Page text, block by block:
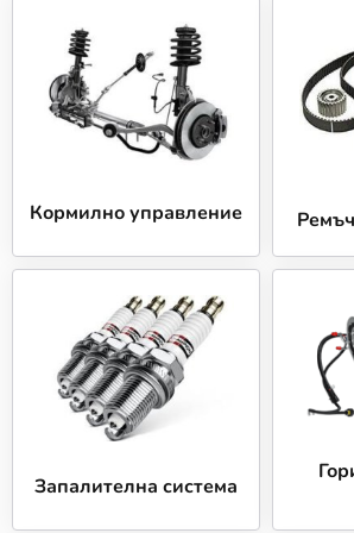
Hiace е от съществено значение за
комфорта на шофиране. В
важна е надеждността на
предлагаме само продукти от
производители. Ето защо да
доказани марки като ОЕМ
гарантират дълъг живот и
Конкурентни цени: При нас ще
перфектния баланс между
цена, независимо дали
високопроизводителни
Широка съвместимост: Нашите
подходящи за всички модели
така че можете да бъдете
намерите точния продукт за
Бърза доставка: С нашата
рамките на 24 часа, вие ще
части бързо и навреме.
Кормилно управление
Запалителна система